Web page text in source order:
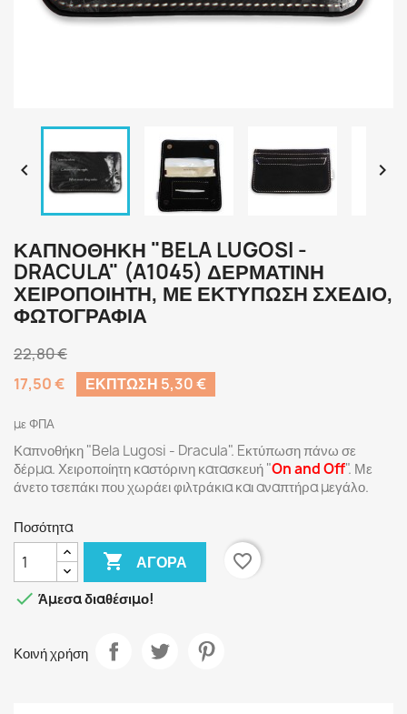
 
ΚΑΠΝΟΘΉΚΗ "BELA LUGOSI -
DRACULA" (A1045) ΔΕΡΜΆΤΙΝΗ
ΧΕΙΡΟΠΟΊΗΤΗ, ΜΕ ΕΚΤΎΠΩΣΗ ΣΧΈΔΙΟ,
ΦΩΤΟΓΡΑΦΊΑ
22,80 €
17,50 €
ΈΚΠΤΩΣΗ 5,30 €
με ΦΠΑ
Καπνοθήκη "Bela Lugosi - Dracula". Eκτύπωση πάνω σε
δέρμα. Χειροποίητη καστόρινη κατασκευή "On and Off". Με
άνετο τσεπάκι που χωράει φιλτράκια και αναπτήρα μεγάλο.
Ποσότητα
 ΑΓΟΡΆ
favorite_border
 Άμεσα διαθέσιμο!
Κοινή χρήση